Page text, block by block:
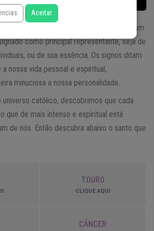
mas para cada
, um
como principal representante, seja de
ou de sua essência. Os signos ditam
nossa vida pessoal e espiritual,
minuciosa a nossa personalidade.
universo católico, descobrimos que cada
que de mais intenso e espiritual está
de nós. Então descubra abaixo o santo que
TOURO
CLIQUE AQUI
CÂNCER
Aceitar